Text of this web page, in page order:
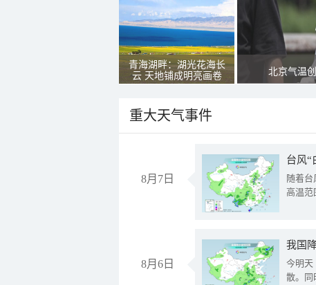
青海湖畔：湖光花海长
云 天地铺成明亮画卷
北京气温
重大天气事件
8月7日
台风“
随着
高温范
8月6日
今明天
散。同